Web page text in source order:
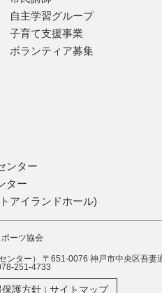
自主学習グループ
子育て支援事業
ボランティア募集
ンター
ター
アイランドホール)
ポーツ協会
ンター） 〒651-0076 神戸市中央区吾妻
251-4733
護方針 ｜ サイトマップ